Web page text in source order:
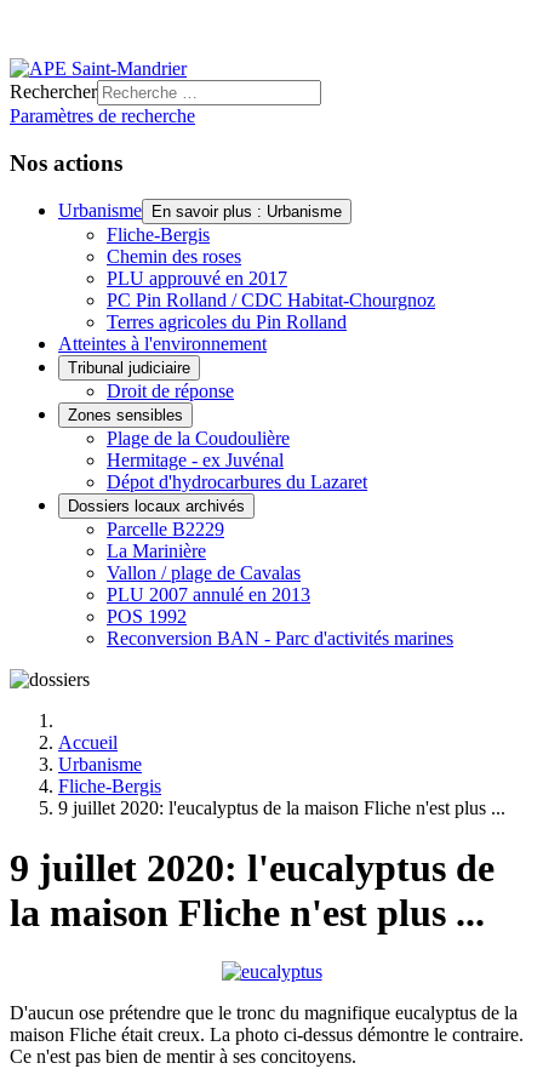
Rechercher
Paramètres de recherche
Nos actions
Urbanisme En savoir plus : Urbanisme
Fliche-Bergis
Chemin des roses
PLU approuvé en 2017
PC Pin Rolland / CDC Habitat-Chourgnoz
Terres agricoles du Pin Rolland
Atteintes à l'environnement
Tribunal judiciaire
Droit de réponse
Zones sensibles
Plage de la Coudoulière
Hermitage - ex Juvénal
Dépot d'hydrocarbures du Lazaret
Dossiers locaux archivés
Parcelle B2229
La Marinière
Vallon / plage de Cavalas
PLU 2007 annulé en 2013
POS 1992
Reconversion BAN - Parc d'activités marines
Accueil
Urbanisme
Fliche-Bergis
9 juillet 2020: l'eucalyptus de la maison Fliche n'est plus ...
9 juillet 2020: l'eucalyptus de
la maison Fliche n'est plus ...
D'aucun ose prétendre que le tronc du magnifique eucalyptus de la
maison Fliche était creux. La photo ci-dessus démontre le contraire.
Ce n'est pas bien de mentir à ses concitoyens.